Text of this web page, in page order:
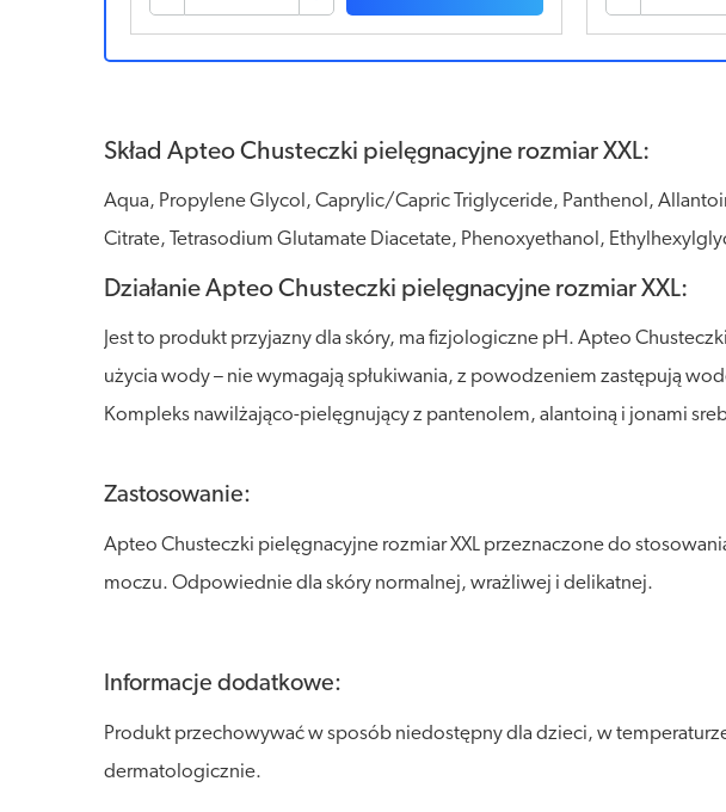
Skład Apteo Chusteczki pielęgnacyjne rozmiar XXL:
Aqua, Propylene Glycol, Caprylic/Capric Triglyceride, Panthenol,
Citrate, Tetrasodium Glutamate Diacetate, Phenoxyethanol,
Działanie Apteo Chusteczki pielęgnacyjne rozmiar XXL:
Jest to produkt przyjazny dla skóry, ma fizjologiczne pH. Apteo
użycia wody – nie wymagają spłukiwania, z powodzeniem zastępują
Kompleks nawilżająco-pielęgnujący z pantenolem, alantoiną i jonami
Zastosowanie:
Apteo Chusteczki pielęgnacyjne rozmiar XXL przeznaczone do
moczu. Odpowiednie dla skóry normalnej, wrażliwej i delikatnej.
Informacje dodatkowe:
Produkt przechowywać w sposób niedostępny dla dzieci, w
dermatologicznie.